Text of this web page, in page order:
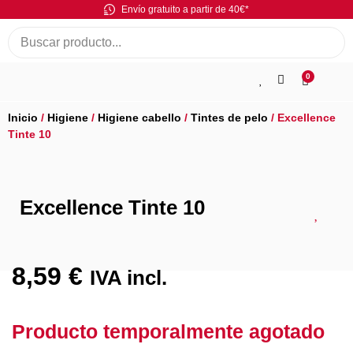
Envío gratuito a partir de 40€*
0
Inicio / Higiene / Higiene cabello / Tintes de pelo / Excellence
Tinte 10
Excellence Tinte 10
8,59 € IVA incl.
Producto temporalmente agotado